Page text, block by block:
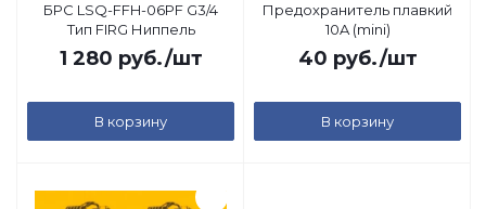
БРС LSQ-FFH-06PF G3/4
Тип FIRG Ниппель
1 280 руб./шт
В корзину
Предохранитель плавкий
10A (mini)
40 руб./шт
В корзину